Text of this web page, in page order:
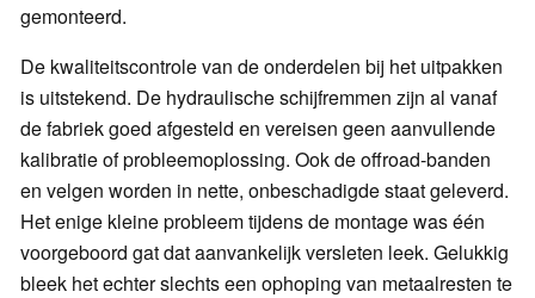
gemonteerd.
De kwaliteitscontrole van de onderdelen bij het uitpakken
is uitstekend. De hydraulische schijfremmen zijn al vanaf
de fabriek goed afgesteld en vereisen geen aanvullende
kalibratie of probleemoplossing. Ook de offroad-banden
en velgen worden in nette, onbeschadigde staat geleverd.
Het enige kleine probleem tijdens de montage was één
voorgeboord gat dat aanvankelijk versleten leek. Gelukkig
bleek het echter slechts een ophoping van metaalresten te